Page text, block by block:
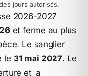
jours autorisés.
2026-2027
et ferme au plus
Le sanglier
le 31 mai 2027. Le
et la